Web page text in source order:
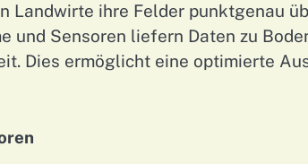
Landwirte ihre Felder punktgenau
und Sensoren liefern Daten zu
Dies ermöglicht eine optimierte